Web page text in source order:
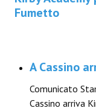
Fumetto
A Cassino
Comunicato
Cassino arriva